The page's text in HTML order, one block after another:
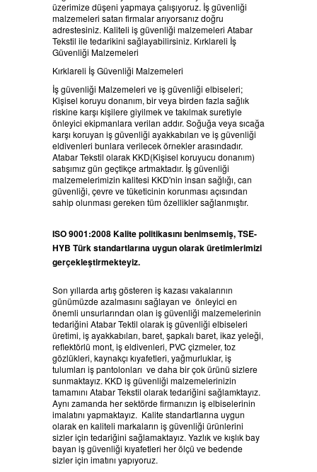
REFERANSLAR
KAMPANYA
SİPARİŞ LİSTESİ
İLETİŞİM
üzerimize düşeni yapmaya çalışıyoruz. İş güvenliği
malzemeleri satan firmalar arıyorsanız doğru
adrestesiniz. Kaliteli iş güvenliği malzemeleri Atabar
Tekstil ile tedarikini sağlayabilirsiniz. Kırklareli İş
Güvenliği Malzemeleri
Kırklareli İş Güvenliği Malzemeleri
İş güvenliği Malzemeleri ve iş güvenliği elbiseleri;
Kişisel koruyu donanım, bir veya birden fazla sağlık
riskine karşı kişilere giyilmek ve takılmak suretiyle
önleyici ekipmanlara verilan addır. Soğuğa veya sıcağa
karşı koruyan iş güvenliği ayakkabıları ve iş güvenliği
eldivenleri bunlara verilecek örnekler arasındadır.
Atabar Tekstil olarak KKD(Kişisel koruyucu donanım)
satışımız gün geçtikçe artmaktadır. İş güvenliği
malzemelerimizin kalitesi KKD'nin insan sağlığı, can
güvenliği, çevre ve tüketicinin korunması açısından
sahip olunması gereken tüm özellikler sağlanmıştır.
ISO 9001:2008 Kalite politikasını benimsemiş, TSE-
HYB Türk standartlarına uygun olarak üretimlerimizi
gerçekleştirmekteyiz.
Son yıllarda artış gösteren iş kazası vakalarının
günümüzde azalmasını sağlayan ve önleyici en
önemli unsurlarından olan iş güvenliği malzemelerinin
tedariğini Atabar Tektil olarak iş güvenliği elbiseleri
üretimi, iş ayakkabıları, baret, şapkalı baret, ikaz yeleği,
reflektörlü mont, iş eldivenleri, PVC çizmeler, toz
gözlükleri, kaynakçı kıyafetleri, yağmurluklar, iş
tulumları iş pantolonları ve daha bir çok ürünü sizlere
sunmaktayız. KKD iş güvenliği malzemelerinizin
tamamını Atabar Tekstil olarak tedariğini sağlamktayız.
Aynı zamanda her sektörde firmanızın iş elbiselerinin
imalatını yapmaktayız. Kalite standartlarına uygun
olarak en kaliteli markaların iş güvenliği ürünlerini
sizler için tedariğini sağlamaktayız. Yazlık ve kışlık bay
bayan iş güvenliği kıyafetleri her ölçü ve bedende
sizler için imatını yapıyoruz.